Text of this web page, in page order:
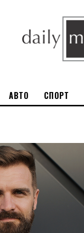
АВТО СПОРТ